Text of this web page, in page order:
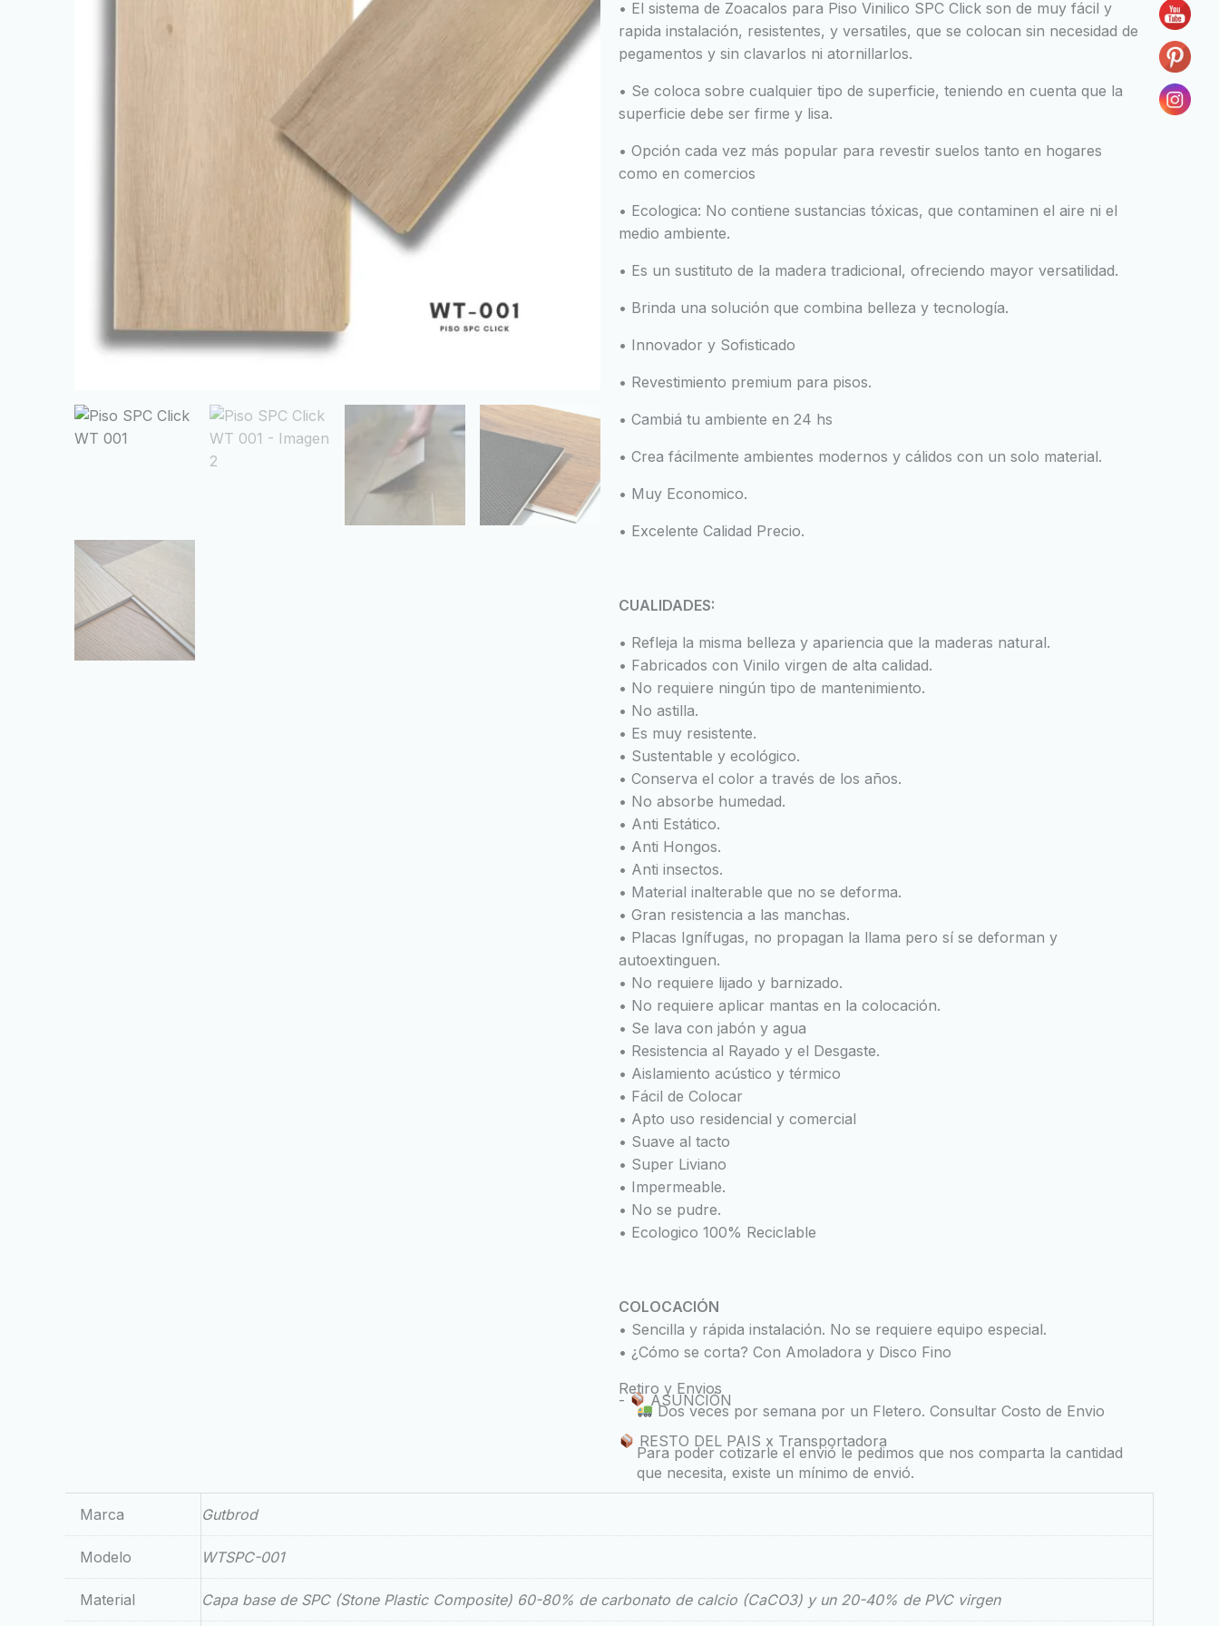
• El sistema de Zoacalos para Piso Vinilico SPC Click son de muy fácil y
rapida instalación, resistentes, y versatiles, que se colocan sin necesidad de
pegamentos y sin clavarlos ni atornillarlos.
• Se coloca sobre cualquier tipo de superficie, teniendo en cuenta que la
superficie debe ser firme y lisa.
• Opción cada vez más popular para revestir suelos tanto en hogares
como en comercios
• Ecologica: No contiene sustancias tóxicas, que contaminen el aire ni el
medio ambiente.
• Es un sustituto de la madera tradicional, ofreciendo mayor versatilidad.
• Brinda una solución que combina belleza y tecnología.
• Innovador y Sofisticado
• Revestimiento premium para pisos.
• Cambiá tu ambiente en 24 hs
• Crea fácilmente ambientes modernos y cálidos con un solo material.
• Muy Economico.
• Excelente Calidad Precio.
CUALIDADES:
• Refleja la misma belleza y apariencia que la maderas natural.
• Fabricados con Vinilo virgen de alta calidad.
• No requiere ningún tipo de mantenimiento.
• No astilla.
• Es muy resistente.
• Sustentable y ecológico.
• Conserva el color a través de los años.
• No absorbe humedad.
• Anti Estático.
• Anti Hongos.
• Anti insectos.
• Material inalterable que no se deforma.
• Gran resistencia a las manchas.
• Placas Ignífugas, no propagan la llama pero sí se deforman y
autoextinguen.
• No requiere lijado y barnizado.
• No requiere aplicar mantas en la colocación.
• Se lava con jabón y agua
• Resistencia al Rayado y el Desgaste.
• Aislamiento acústico y térmico
• Fácil de Colocar
• Apto uso residencial y comercial
• Suave al tacto
• Super Liviano
• Impermeable.
• No se pudre.
• Ecologico 100% Reciclable
COLOCACIÓN
• Sencilla y rápida instalación. No se requiere equipo especial.
• ¿Cómo se corta? Con Amoladora y Disco Fino
Retiro y Envios
- ASUNCIÓN
Dos veces por semana por un Fletero. Consultar Costo de Envio
RESTO DEL PAIS x Transportadora
Para poder cotizarle el envió le pedimos que nos comparta la cantidad
que necesita, existe un mínimo de envió.
Marca Gutbrod
Modelo WTSPC-001
Material Capa base de SPC (Stone Plastic Composite) 60-80% de carbonato de calcio (CaCO3) y un 20-40% de PVC virgen